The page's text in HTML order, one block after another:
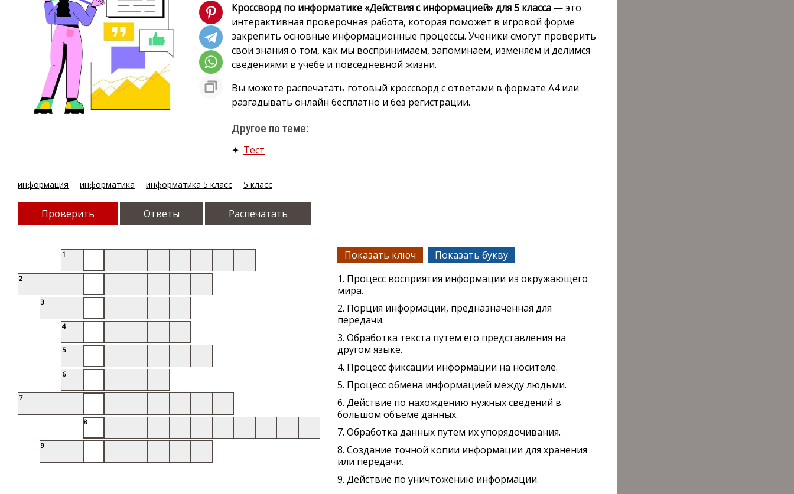
Кроссворд по информатике «Действия с информацией» для 5 класса — это
интерактивная проверочная работа, которая поможет в игровой форме
закрепить основные информационные процессы. Ученики смогут проверить
свои знания о том, как мы воспринимаем, запоминаем, изменяем и делимся
сведениями в учёбе и повседневной жизни.
Вы можете распечатать готовый кроссворд с ответами в формате А4 или
разгадывать онлайн бесплатно и без регистрации.
Другое по теме:
✦ Тест
информация информатика информатика 5 класс 5 класс
Проверить Ответы Распечатать
1
2
3
4
5
6
7
8
9
Показать ключ
Показать букву
1. Процесс восприятия информации из окружающего
мира.
2. Порция информации, предназначенная для
передачи.
3. Обработка текста путем его представления на
другом языке.
4. Процесс фиксации информации на носителе.
5. Процесс обмена информацией между людьми.
6. Действие по нахождению нужных сведений в
большом объеме данных.
7. Обработка данных путем их упорядочивания.
8. Создание точной копии информации для хранения
или передачи.
9. Действие по уничтожению информации.